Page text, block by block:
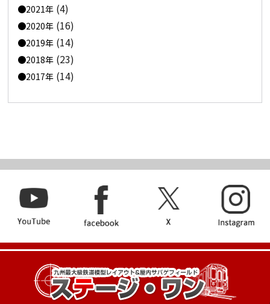
2021年 (4)
2020年 (16)
2019年 (14)
2018年 (23)
2017年 (14)